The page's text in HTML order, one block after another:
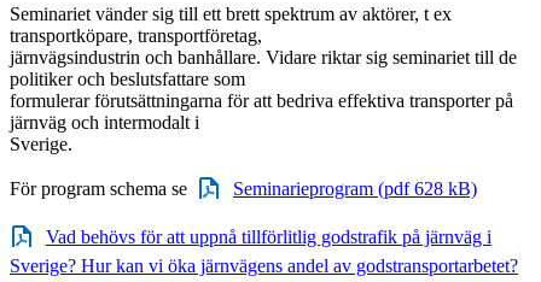
Seminariet vänder sig till ett brett spektrum av aktörer, t ex
transportköpare, transportföretag,
järnvägsindustrin och banhållare. Vidare riktar sig seminariet till de
politiker och beslutsfattare som
formulerar förutsättningarna för att bedriva effektiva transporter på
järnväg och intermodalt i
Sverige.
För program schema se Seminarieprogram (pdf 628 kB)
Vad behövs för att uppnå tillförlitlig godstrafik på järnväg i
Sverige? Hur kan vi öka järnvägens andel av godstransportarbetet?